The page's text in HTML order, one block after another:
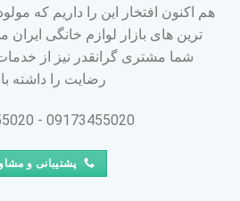
هم اکنون افتخار این را داریم که
ترین های بازار لوازم خانگی
شما مشتری گرانقدر نیز از
رضایت را داشته
09173455020 - 09183755020
پشتیبانی و